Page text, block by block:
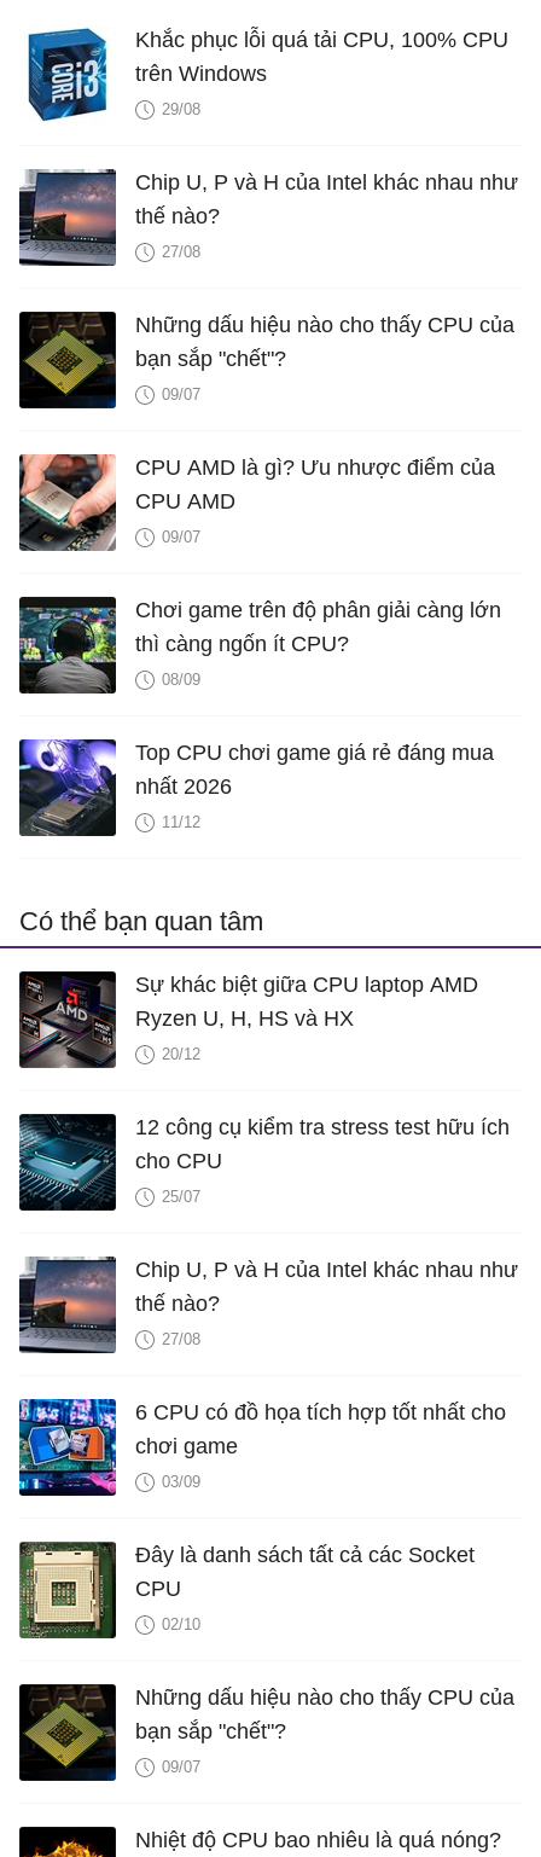
Khắc phục lỗi quá tải CPU, 100% CPU
trên Windows
29/08
Chip U, P và H của Intel khác nhau như
thế nào?
27/08
Những dấu hiệu nào cho thấy CPU của
bạn sắp "chết"?
09/07
CPU AMD là gì? Ưu nhược điểm của
CPU AMD
09/07
Chơi game trên độ phân giải càng lớn
thì càng ngốn ít CPU?
08/09
Top CPU chơi game giá rẻ đáng mua
nhất 2026
11/12
Có thể bạn quan tâm
Sự khác biệt giữa CPU laptop AMD
Ryzen U, H, HS và HX
20/12
12 công cụ kiểm tra stress test hữu ích
cho CPU
25/07
Chip U, P và H của Intel khác nhau như
thế nào?
27/08
6 CPU có đồ họa tích hợp tốt nhất cho
chơi game
03/09
Đây là danh sách tất cả các Socket
CPU
02/10
Những dấu hiệu nào cho thấy CPU của
bạn sắp "chết"?
09/07
Nhiệt độ CPU bao nhiêu là quá nóng?